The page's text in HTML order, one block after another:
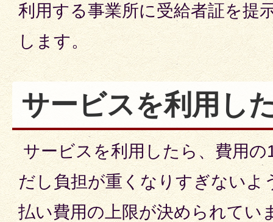
利用する事業所に受給者証を提
します。
サービスを利用し
サービスを利用したら、費用
だし負担が重くなりすぎないよ
払い費用の上限が決められてい